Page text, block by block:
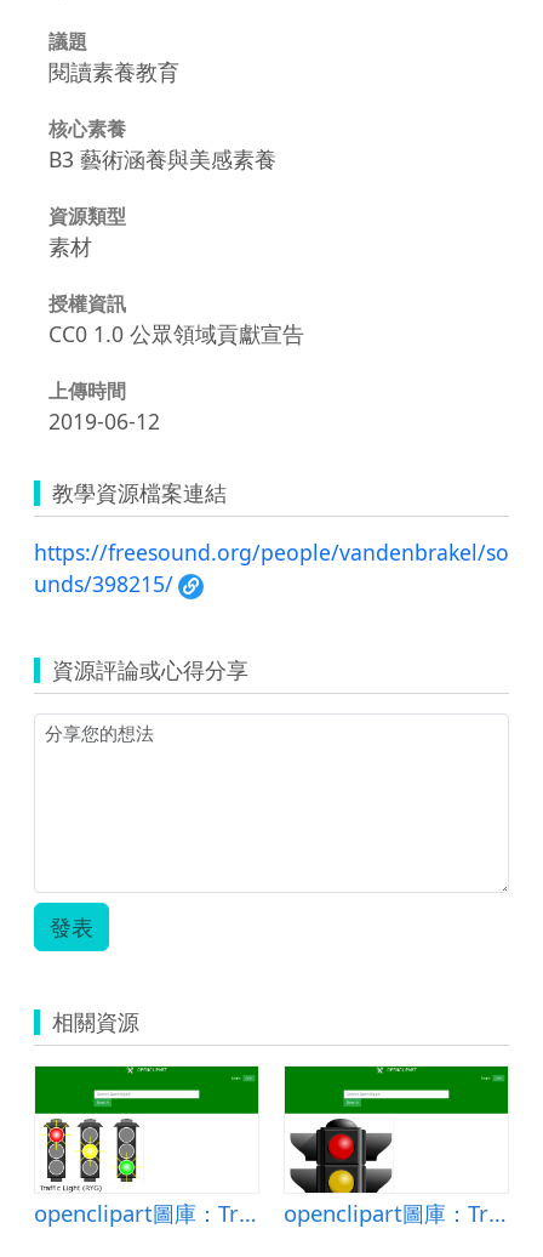
議題
閱讀素養教育
核心素養
B3 藝術涵養與美感素養
資源類型
素材
授權資訊
CC0 1.0 公眾領域貢獻宣告
上傳時間
2019-06-12
教學資源檔案連結
https://freesound.org/people/vandenbrakel/so
unds/398215/
資源評論或心得分享
發表
相關資源
openclipart圖庫：Traffic Light (RYG) openclipart圖庫：Traffic Light